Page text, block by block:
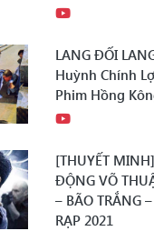
LANG ĐỐI
Huỳnh Chính
Phim Hồng
[THUYẾT
ĐỘNG VÕ
– BÃO TRẮNG
RẠP 2021